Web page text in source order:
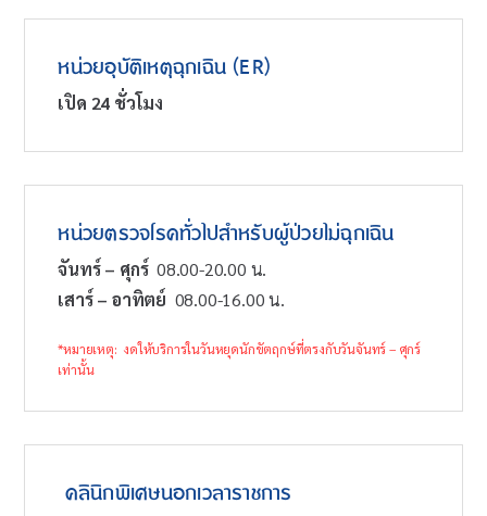
หน่วยอุบัติเหตุฉุกเฉิน (ER)
เปิด 24 ชั่วโมง
หน่วยตรวจโรคทั่วไปสำหรับผู้ป่วยไม่ฉุกเฉิน
จันทร์ – ศุกร์08.00-20.00 น.
เสาร์ – อาทิตย์ 08.00-16.00 น.
*หมายเหตุ: งดให้บริการในวันหยุดนักขัตฤกษ์ที่ตรงกับวันจันทร์ – ศุกร์
เท่านั้น
คลินิกพิเศษนอกเวลาราชการ